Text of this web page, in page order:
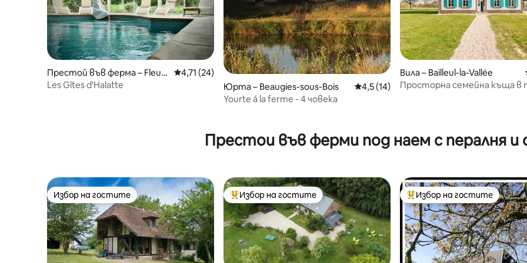
Престой във ферма – Fleuri
nes
Средна оценка: 4,71 от 5, 24 отзива
4,71 (24)
Les Gîtes d'Halatte
Юрта – Beaugies-sous-Bois Средна оценка: 4,5 от 5, 14 отзива
4,5 (14)
Yourte á la ferme - 4 човека
Вила – Bailleul-la-Vallée
Просторна семейна къща в
Престои във ферми под наем с пералня и
Избор на гостите
Избор на гостите Най-популярен избор на гостите
Избор на гостите Най-популярен избор на
Избор на гостите